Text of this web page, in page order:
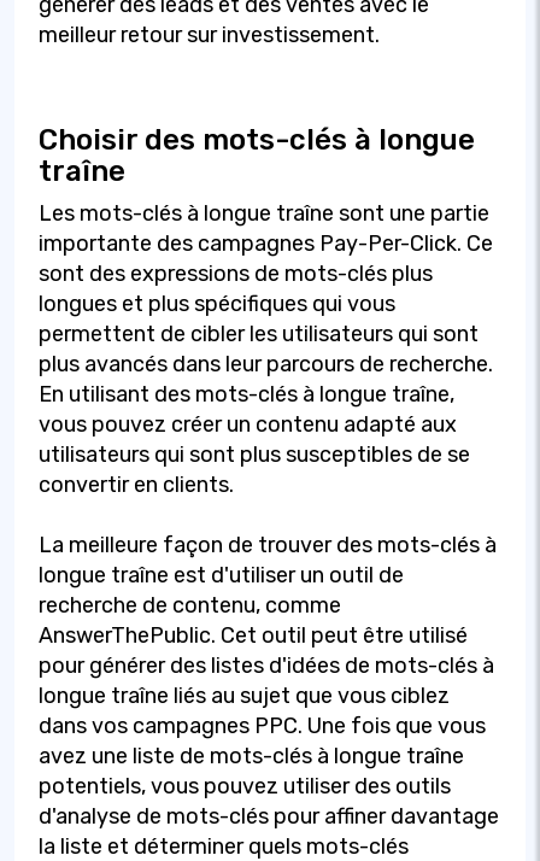
meilleur retour sur investissement.
Choisir des mots-clés à longue
traîne
Les mots-clés à longue traîne sont une partie
importante des campagnes Pay-Per-Click. Ce
sont des expressions de mots-clés plus
longues et plus spécifiques qui vous
permettent de cibler les utilisateurs qui sont
plus avancés dans leur parcours de recherche.
En utilisant des mots-clés à longue traîne,
vous pouvez créer un contenu adapté aux
utilisateurs qui sont plus susceptibles de se
convertir en clients.
La meilleure façon de trouver des mots-clés à
longue traîne est d'utiliser un outil de
recherche de contenu, comme
AnswerThePublic. Cet outil peut être utilisé
pour générer des listes d'idées de mots-clés à
longue traîne liés au sujet que vous ciblez
dans vos campagnes PPC. Une fois que vous
avez une liste de mots-clés à longue traîne
potentiels, vous pouvez utiliser des outils
d'analyse de mots-clés pour affiner davantage
la liste et déterminer quels mots-clés